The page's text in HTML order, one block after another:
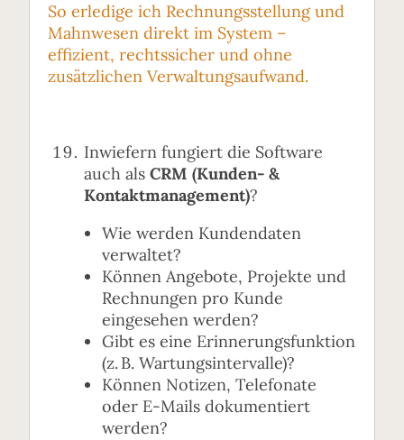
So erledige ich Rechnungsstellung und
Mahnwesen direkt im System –
effizient, rechtssicher und ohne
zusätzlichen Verwaltungsaufwand.
Inwiefern fungiert die Software
auch als CRM (Kunden- &
Kontaktmanagement)?
Wie werden Kundendaten
verwaltet?
Können Angebote, Projekte und
Rechnungen pro Kunde
eingesehen werden?
Gibt es eine Erinnerungsfunktion
(z. B. Wartungsintervalle)?
Können Notizen, Telefonate
oder E-Mails dokumentiert
werden?